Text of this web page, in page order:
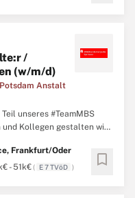
/
(w/m/d)
Anstalt
unseres #TeamMBS
und Kollegen gestalten wir
Nr. 1 begleiten wir
Frankfurt/Oder
- 51k€( E 7 TVöD ) bookmark